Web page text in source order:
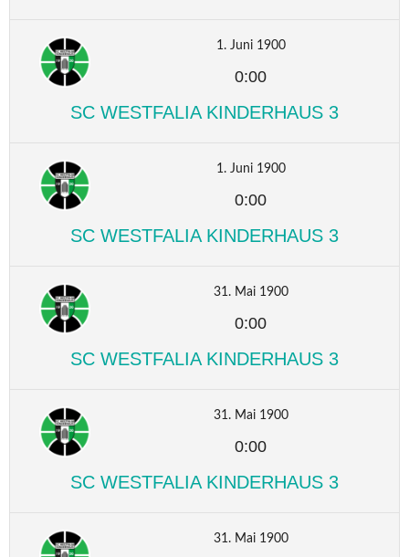
1. Juni 1900
0:00
SC WESTFALIA KINDERHAUS 3
1. Juni 1900
0:00
SC WESTFALIA KINDERHAUS 3
31. Mai 1900
0:00
SC WESTFALIA KINDERHAUS 3
31. Mai 1900
0:00
SC WESTFALIA KINDERHAUS 3
31. Mai 1900